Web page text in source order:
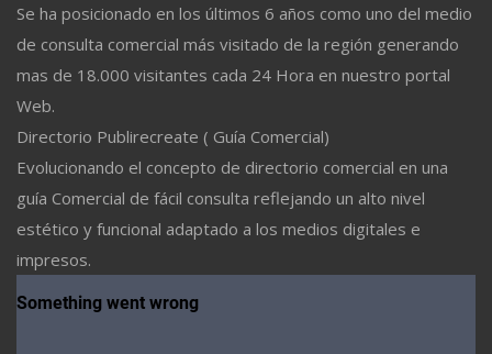
Se ha posicionado en los últimos 6 años como uno del medio
de consulta comercial más visitado de la región generando
mas de 18.000 visitantes cada 24 Hora en nuestro portal
Web.
Directorio Publirecreate ( Guía Comercial)
Evolucionando el concepto de directorio comercial en una
guía Comercial de fácil consulta reflejando un alto nivel
estético y funcional adaptado a los medios digitales e
impresos.